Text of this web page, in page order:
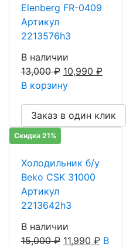
Elenberg FR-0409
Артикул
2213576h3
В наличии
13,000₽ 10,990 ₽
В корзину
Заказ в один клик
Скидка 21%
Холодильник б/у
Beko CSK 31000
Артикул
2213642h3
В наличии
15,000₽ 11,990 ₽ В